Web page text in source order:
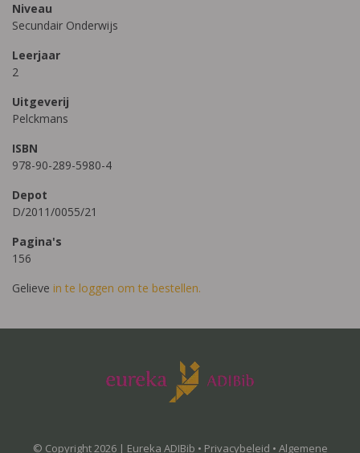
Niveau
Secundair Onderwijs
Leerjaar
2
Uitgeverij
Pelckmans
ISBN
978-90-289-5980-4
Depot
D/2011/0055/21
Pagina's
156
Gelieve in te loggen om te bestellen.
© Copyright 2026 | Eureka ADIBib • Privacybeleid • Algemene